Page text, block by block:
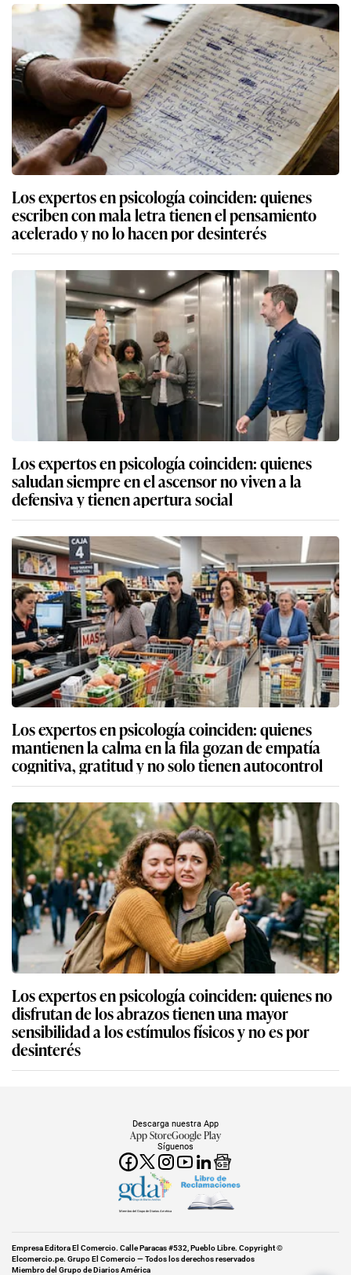
Los expertos en psicología coinciden: quienes
escriben con mala letra tienen el pensamiento
acelerado y no lo hacen por desinterés
Los expertos en psicología coinciden: quienes
saludan siempre en el ascensor no viven a la
defensiva y tienen apertura social
Los expertos en psicología coinciden: quienes
mantienen la calma en la fila gozan de empatía
cognitiva, gratitud y no solo tienen autocontrol
Los expertos en psicología coinciden: quienes no
disfrutan de los abrazos tienen una mayor
sensibilidad a los estímulos físicos y no es por
desinterés
Síguenos
Descarga nuestra App
App StoreGoogle Play
Miembro del Grupo de Diarios América
Empresa Editora El Comercio. Calle Paracas #532, Pueblo Libre. Copyright ©
Elcomercio.pe. Grupo El Comercio — Todos los derechos reservados
Miembro del Grupo de Diarios América